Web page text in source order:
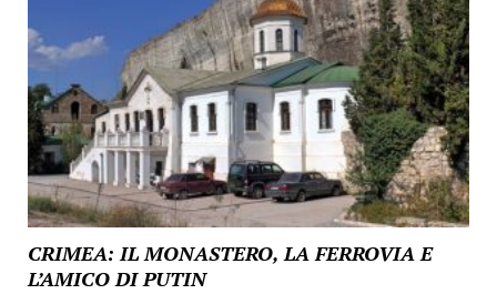
CRIMEA: IL MONASTERO, LA FERROVIA E
L’AMICO DI PUTIN